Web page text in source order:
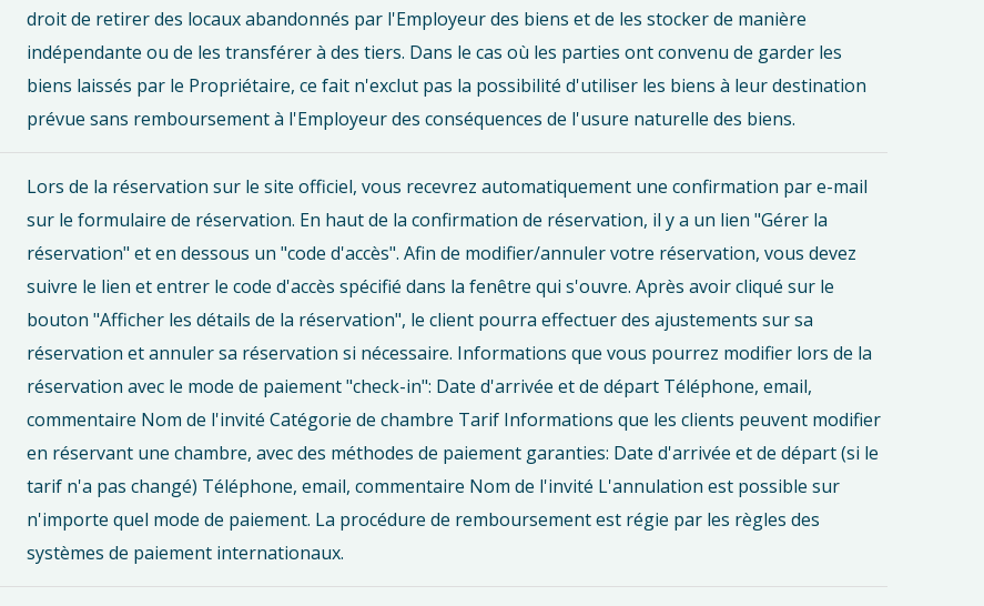
droit de retirer des locaux abandonnés par l'Employeur des biens et de les stocker de manière
indépendante ou de les transférer à des tiers. Dans le cas où les parties ont convenu de garder les
biens laissés par le Propriétaire, ce fait n'exclut pas la possibilité d'utiliser les biens à leur destination
prévue sans remboursement à l'Employeur des conséquences de l'usure naturelle des biens.
Lors de la réservation sur le site officiel, vous recevrez automatiquement une confirmation par e-mail
sur le formulaire de réservation. En haut de la confirmation de réservation, il y a un lien "Gérer la
réservation" et en dessous un "code d'accès". Afin de modifier/annuler votre réservation, vous devez
suivre le lien et entrer le code d'accès spécifié dans la fenêtre qui s'ouvre. Après avoir cliqué sur le
bouton "Afficher les détails de la réservation", le client pourra effectuer des ajustements sur sa
réservation et annuler sa réservation si nécessaire. Informations que vous pourrez modifier lors de la
réservation avec le mode de paiement "check-in": Date d'arrivée et de départ Téléphone, email,
commentaire Nom de l'invité Catégorie de chambre Tarif Informations que les clients peuvent modifier
en réservant une chambre, avec des méthodes de paiement garanties: Date d'arrivée et de départ (si le
tarif n'a pas changé) Téléphone, email, commentaire Nom de l'invité L'annulation est possible sur
n'importe quel mode de paiement. La procédure de remboursement est régie par les règles des
systèmes de paiement internationaux.